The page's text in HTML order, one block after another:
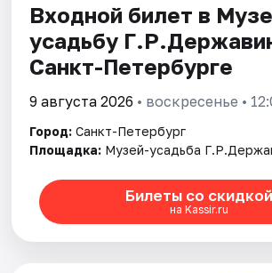
Входной билет в
усадьбу
Санкт-Петербурге
9 августа 2026 • воскресенье •
Город: Санкт-Петербург
Площадка: Музей-усадьба
Билеты со скидкой
на Kassir.ru